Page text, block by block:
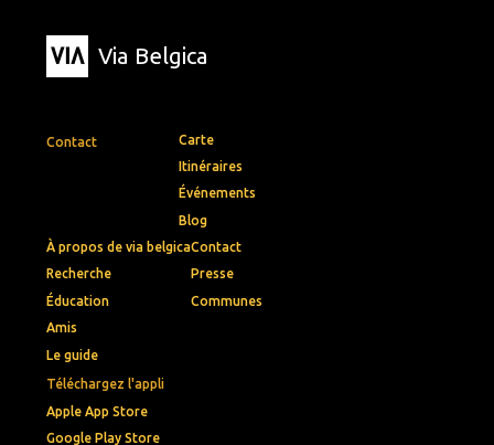
Via Belgica
Contact
Téléchargez l'appli
Apple App Store
Google Play Store
Carte
Itinéraires
Événements
Blog
À propos de via belgica
Recherche
Éducation
Amis
Le guide
Contact
Presse
Communes